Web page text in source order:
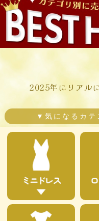
2025年にリアル
▼気になるカテ